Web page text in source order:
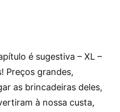
é sugestiva – XL –
Preços grandes,
as brincadeiras deles,
à nossa custa,